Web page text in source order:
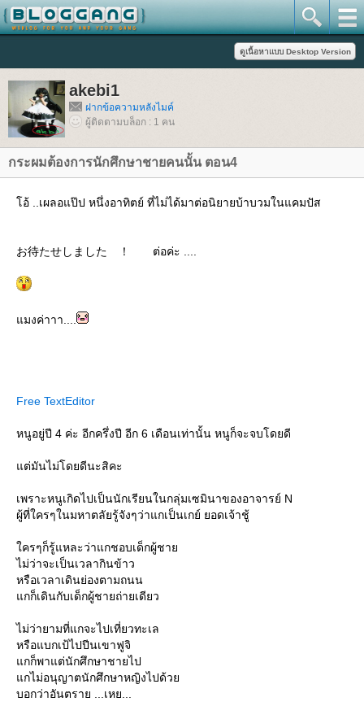
akebi1
ฝากข้อความหลังไมค์
ผู้ติดตามบล็อก : 1 คน
กระผมต้องการนักศึกษาชายคนนั้น ตอน4
อ้ ..เผลอแป๊ป หนึ่งอาทิตย์ ที่ไม่ได้มาต่อนิยายบ้าบวมในแคมปัส
お待たせしました ！ ต่อค่ะ ....
มงค่าาา....
Free TextEditor
หนูอยู่ปี 4 ค่ะ อีกครึ่งปี อีก 6 เดือนเท่านั้น หนูก็จะจบโดยดี
ต่มันไม่โดยดีนะสิคะ
เพราะหนูเกิดไปเป็นนักเรียนในกลุ่มเซมินาของอาจารย์ N
ผู้ที่ใครๆในมหาตลัยรู้จังๆว่าแกเป็นเกย์ ยอดเจ้าชู้
ครๆก็รู้แหละว่าแกชอบเด็กผู้ชา
ไม่ว่าจะเป็นเวลากินข้าว
หรือเวลาเดินย่องตามถนน
กก็เดินกับเด็กผู้ชายถ่ายเดียว
ไม่ว่ายามที่แกจะไปเที่ยวทะเล
หรือแบกเป้ไปปีนเขาฟูจิ
กก็พาแต่นักศึกษาชายไป
กไม่อนุญาตนักศึกษาหญิงไปด้ว
บอกว่าอันตราย ...เหย...